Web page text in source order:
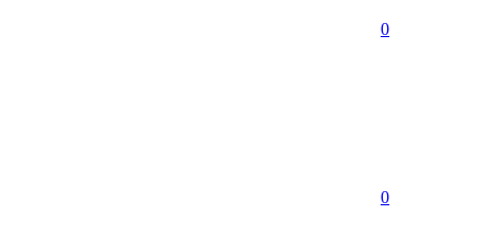
0
0